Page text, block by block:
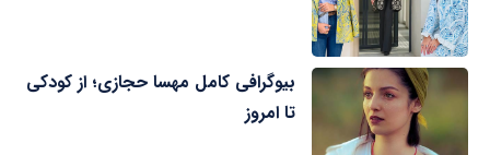
بیوگرافی کامل مهسا حجازی؛ از کودکی
تا امروز